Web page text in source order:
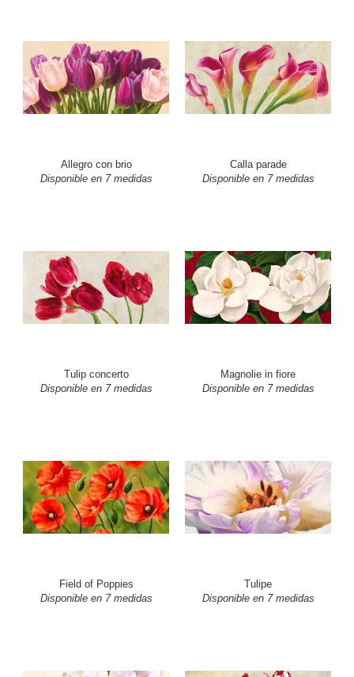
Allegro con brio
Disponible en 7 medidas
Calla parade
Disponible en 7 medidas
Tulip concerto
Disponible en 7 medidas
Magnolie in fiore
Disponible en 7 medidas
Field of Poppies
Disponible en 7 medidas
Tulipe
Disponible en 7 medidas